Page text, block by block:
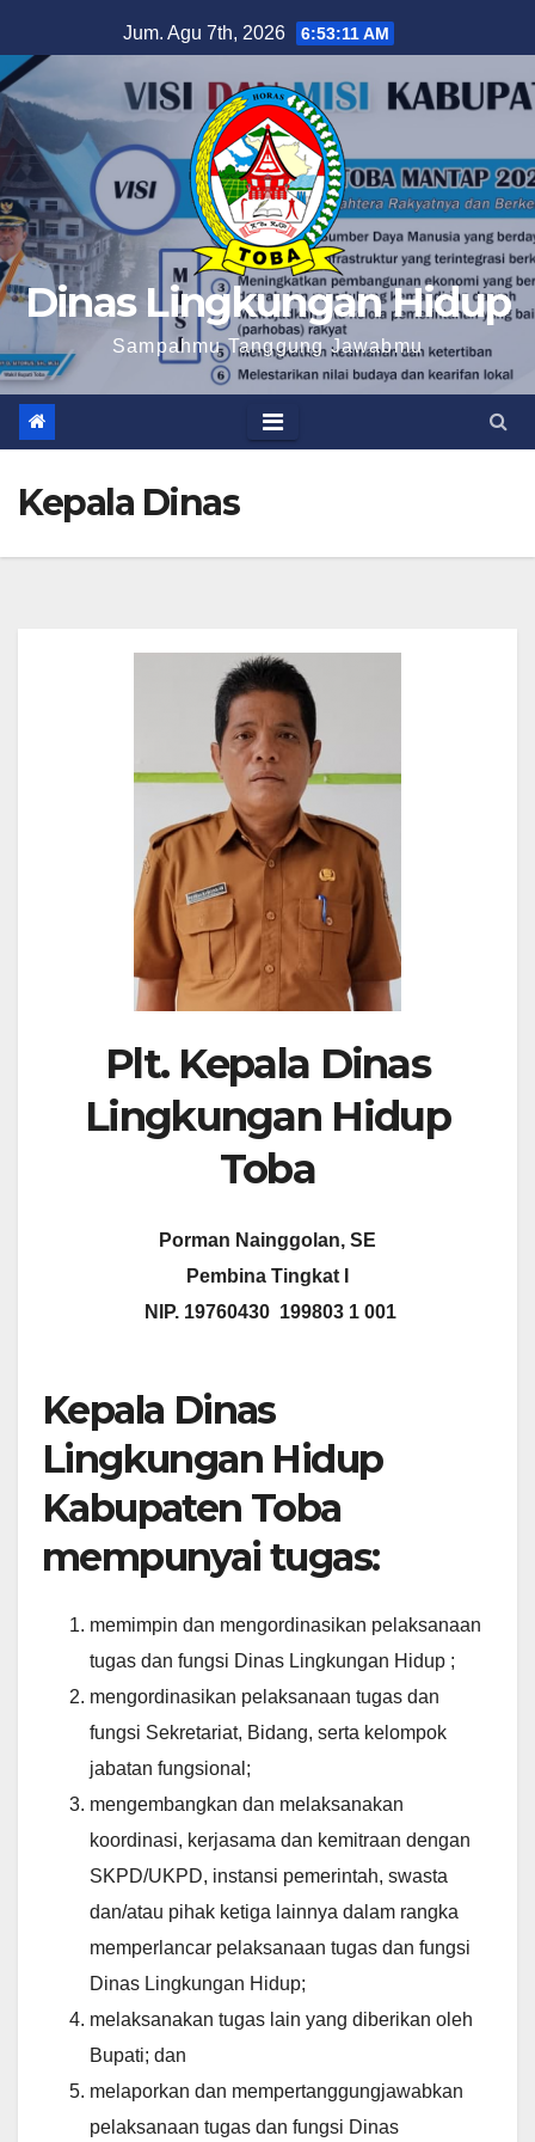
to
content
Jum. Agu 7th, 2026 6:53:11 AM
Dinas Lingkungan Hidup
Sampahmu Tanggung Jawabmu
Kepala Dinas
Plt. Kepala Dinas
Lingkungan Hidup
Toba
Porman Nainggolan, SE
Pembina Tingkat I
NIP. 19760430 199803 1 001
Kepala Dinas
Lingkungan Hidup
Kabupaten Toba
mempunyai tugas:
memimpin dan mengordinasikan pelaksanaan
tugas dan fungsi Dinas Lingkungan Hidup ;
mengordinasikan pelaksanaan tugas dan
fungsi Sekretariat, Bidang, serta kelompok
jabatan fungsional;
mengembangkan dan melaksanakan
koordinasi, kerjasama dan kemitraan dengan
SKPD/UKPD, instansi pemerintah, swasta
dan/atau pihak ketiga lainnya dalam rangka
memperlancar pelaksanaan tugas dan fungsi
Dinas Lingkungan Hidup;
melaksanakan tugas lain yang diberikan oleh
Bupati; dan
melaporkan dan mempertanggungjawabkan
pelaksanaan tugas dan fungsi Dinas